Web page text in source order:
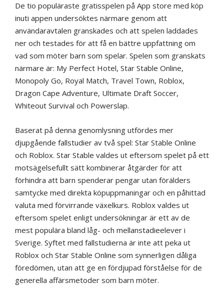
De tio populäraste gratisspelen på App store med köp
inuti appen undersöktes närmare genom att
användaravtalen granskades och att spelen laddades
ner och testades för att få en bättre uppfattning om
vad som möter barn som spelar. Spelen som granskats
närmare är: My Perfect Hotel, Star Stable Online,
Monopoly Go, Royal Match, Travel Town, Roblox,
Dragon Cape Adventure, Ultimate Draft Soccer,
Whiteout Survival och Powerslap.
Baserat på denna genomlysning utfördes mer
djupgående fallstudier av två spel: Star Stable Online
och Roblox. Star Stable valdes ut eftersom spelet på ett
motsägelsefullt sätt kombinerar åtgärder för att
förhindra att barn spenderar pengar utan förälders
samtycke med direkta köpuppmaningar och en påhittad
valuta med förvirrande växelkurs. Roblox valdes ut
eftersom spelet enligt undersökningar är ett av de
mest populära bland låg- och mellanstadieelever i
Sverige. Syftet med fallstudierna är inte att peka ut
Roblox och Star Stable Online som synnerligen dåliga
föredömen, utan att ge en fördjupad förståelse för de
generella affärsmetoder som barn möter.